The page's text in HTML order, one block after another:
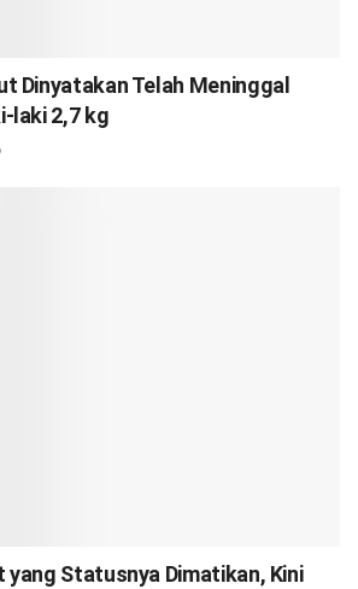
Dinyatakan Telah Meninggal
laki 2,7 kg
yang Statusnya Dimatikan, Kini